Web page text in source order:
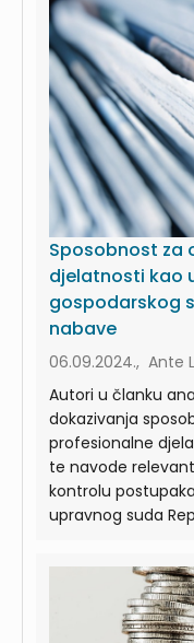
Sposobnost za
djelatnosti kao
gospodarskog
nabave
06.09.2024., Ante
Autori u članku
dokazivanja
profesionalne
te navode
kontrolu
upravnog suda